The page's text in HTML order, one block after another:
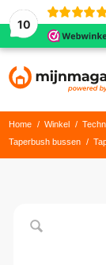
10
Home / Winkel /
Taperbush bussen
/